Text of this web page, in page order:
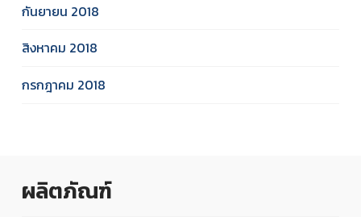
กันยายน 2018
สิงหาคม 2018
กรกฎาคม 2018
ผลิตภัณฑ์